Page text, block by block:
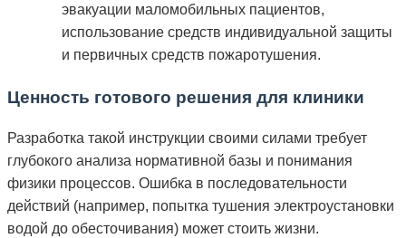
эвакуации маломобильных пациентов,
использование средств индивидуальной защиты
и первичных средств пожаротушения.
Ценность готового решения для клиники
Разработка такой инструкции своими силами требует
глубокого анализа нормативной базы и понимания
физики процессов. Ошибка в последовательности
действий (например, попытка тушения электроустановки
водой до обесточивания) может стоить жизни.